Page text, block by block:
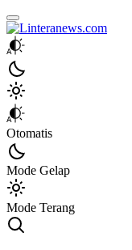
Linteranews.com
Lintas Informasi
Otomatis
Mode Gelap
Mode Terang